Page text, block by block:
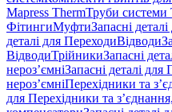
Mapress ThermТруби системи
ФітингиМуфтиЗапасні
деталі для ПереходиВідводи
ВідводиТрійникиЗапасні
нероз’ємніЗапасні деталі для
нероз’ємніПерехідники та
для Перехідники та